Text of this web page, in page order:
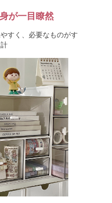
が一目瞭然
すく、必要なものがす